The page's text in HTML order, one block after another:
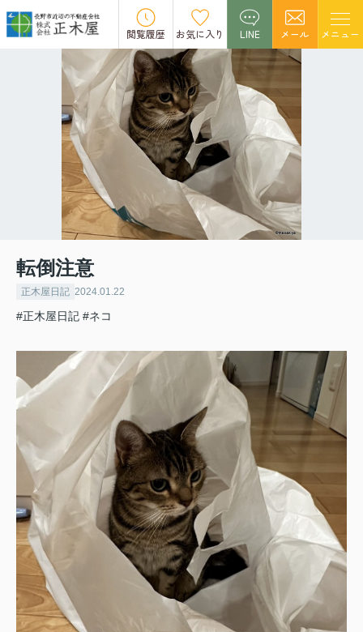
閲覧履歴 お気に入り LINE メール メニュー
転倒注意
正木屋日記 2024.01.22
#正木屋日記 #ネコ